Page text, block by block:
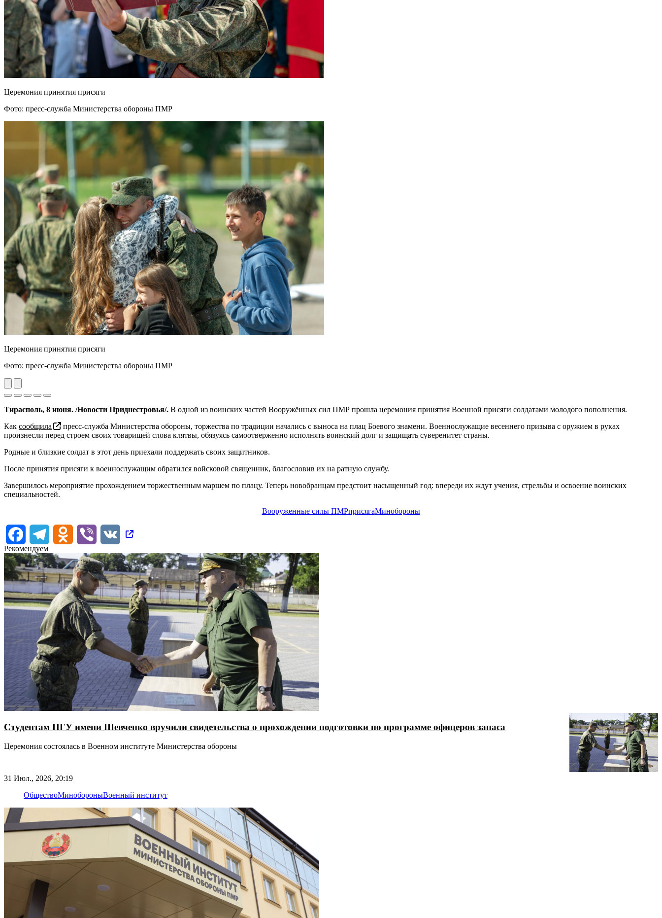
Церемония принятия присяги
Фото: пресс-служба Министерства обороны ПМР
Церемония принятия присяги
Фото: пресс-служба Министерства обороны ПМР
Previous
Next
Тирасполь, 8 июня. /Новости Приднестровья/. В одной из воинских частей Вооружённых сил ПМР прошла церемония принятия Военной присяги солдатами молодого пополнения.
Как сообщила
пресс-служба Министерства обороны, торжества по традиции начались с выноса на плац Боевого знамени. Военнослужащие весеннего призыва с оружием в руках
произнесли перед строем своих товарищей слова клятвы, обязуясь самоотверженно исполнять воинский долг и защищать суверенитет страны.
Родные и близкие солдат в этот день приехали поддержать своих защитников.
После принятия присяги к военнослужащим обратился войсковой священник, благословив их на ратную службу.
Завершилось мероприятие прохождением торжественным маршем по плацу. Теперь новобранцам предстоит насыщенный год: впереди их ждут учения, стрельбы и освоение воинских
специальностей.
Вооруженные силы ПМРприсягаМинобороны
FacebookTelegram Odnoklassniki
Viber
VK
Рекомендуем
Студентам ПГУ имени Шевченко вручили свидетельства о прохождении подготовки по программе офицеров запаса
Церемония состоялась в Военном институте Министерства обороны
31 Июл., 2026, 20:19
ОбществоМинобороныВоенный институт